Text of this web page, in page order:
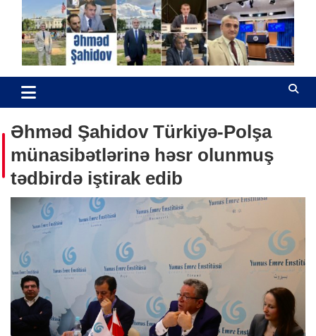
content
Əhməd Şahidov
Hüquq müdafiəçisi
Əhməd Şahidov Türkiyə-Polşa
münasibətlərinə həsr olunmuş
tədbirdə iştirak edib